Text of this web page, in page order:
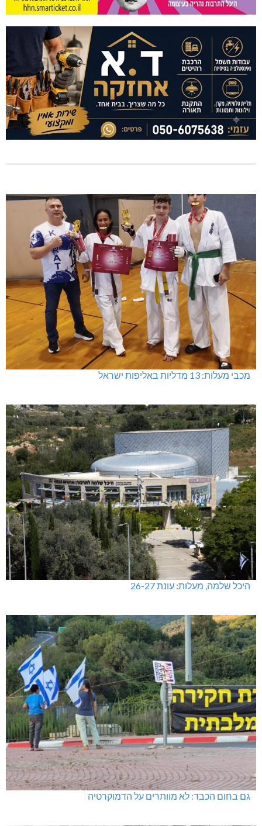
מכבי מעלות: 13 מדליות באליפות ישראל
היכל שלמה, מעלות: עונת 26-27
גם בחום הכבד: לא מוותרים על הדמוקרטיה